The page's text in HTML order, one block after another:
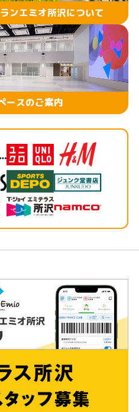
ンエミオ所沢について
ースのご案内